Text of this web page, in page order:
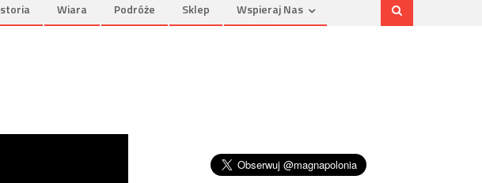
Wiara Podróże Sklep Wspieraj Nas